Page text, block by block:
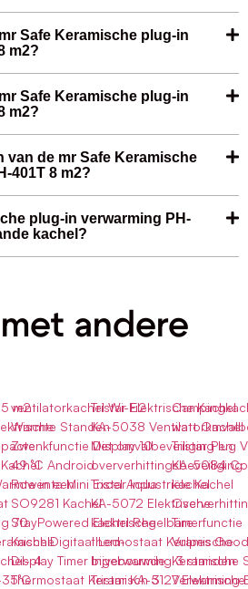
Safe Keramische plug-in
m2?
Safe Keramische plug-in
m2?
van de mr Safe Keramische
401T 8 m2?
plug-in verwarming PH-
kachel?
andere
m2
in een
70
4
ventilatorkachel Wi-Fi2
Warmte Standen
Zwenkfunctie Display 10
49 °C Android
Rowenta Mini Excel Aqua
SO9281 Kachel
StayPowered Elektrische
KachelDigitaal Led-
Display Timer Ingebouwde
Thermostaat Keramisch 3
Tristar Elektrische Kachel
KA-5038 Ventilatorkachel
Met omvalbeveiliging en
oververhittingsbeveiliging
Tristar Industriële Kachel
KA-5072 Elektrische
kachel Regelbare
thermostaat Keramische
bijverwarming 3 standen
Tristar KA-5127 Elektrische
watt
Tristar Plug
KA-5084
kachel
Timerfunctie
Vulpes
Keramische
Verwarming